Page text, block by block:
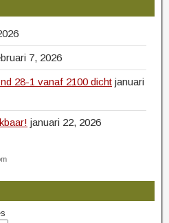
7, 2026
28-1 vanaf 2100 dicht januari
januari 22, 2026